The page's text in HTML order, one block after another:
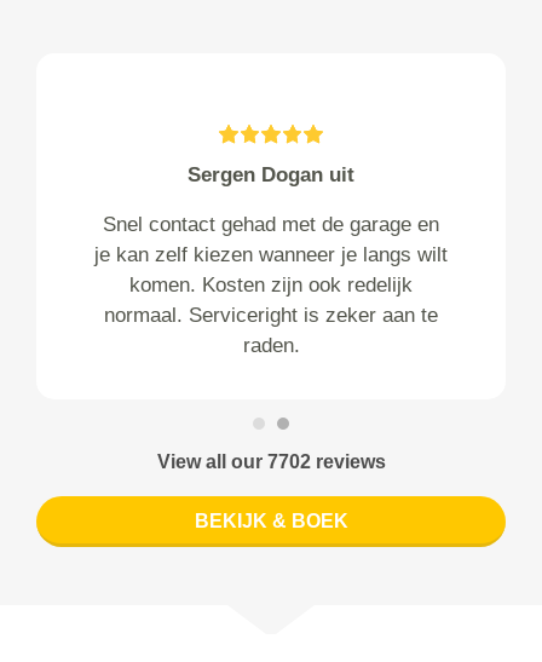
Sergen Dogan uit
Snel contact gehad met de garage en
je kan zelf kiezen wanneer je langs wilt
komen. Kosten zijn ook redelijk
normaal. Serviceright is zeker aan te
raden.
View all our 7702 reviews
BEKIJK & BOEK